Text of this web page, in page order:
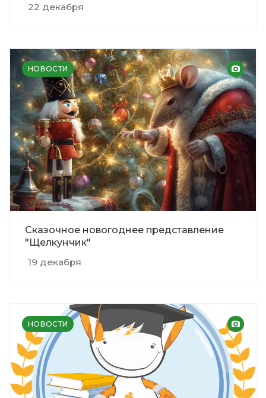
22 декабря
19 декабря
НОВОСТИ
Сказочное новогоднее представление
"Щелкунчик"
НОВОСТИ